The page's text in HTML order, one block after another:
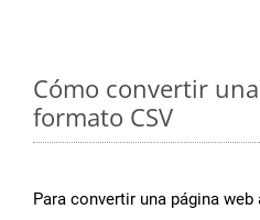
Cómo convertir
formato CSV
Para convertir una página